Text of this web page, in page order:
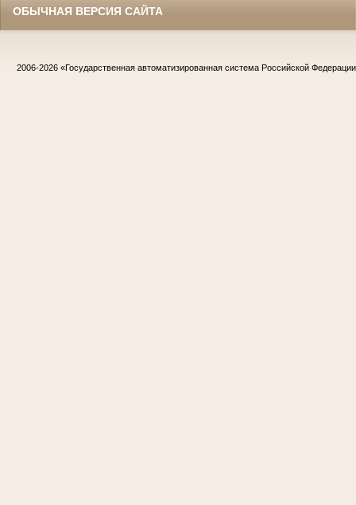
ОБЫЧНАЯ ВЕРСИЯ САЙТА
2006-2026 «Государственная автоматизированная система Российской